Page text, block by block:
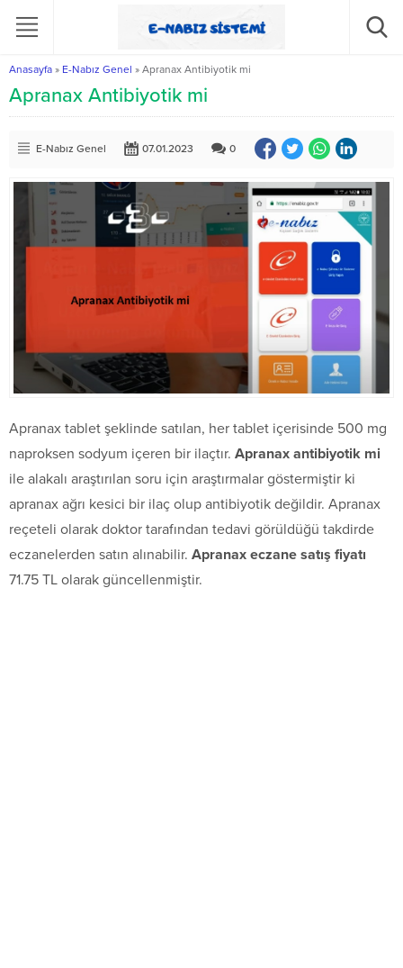
Anasayfa » E-Nabız Genel » Apranax Antibiyotik mi
Apranax Antibiyotik mi
E-Nabız Genel 07.01.2023 0
Apranax tablet şeklinde satılan, her tablet içerisinde 500 mg
naproksen sodyum içeren bir ilaçtır. Apranax antibiyotik mi
ile alakalı araştırılan soru için araştırmalar göstermiştir ki
apranax ağrı kesici bir ilaç olup antibiyotik değildir. Apranax
reçeteli olarak doktor tarafından tedavi görüldüğü takdirde
eczanelerden satın alınabilir. Apranax eczane satış fiyatı
71.75 TL olarak güncellenmiştir.